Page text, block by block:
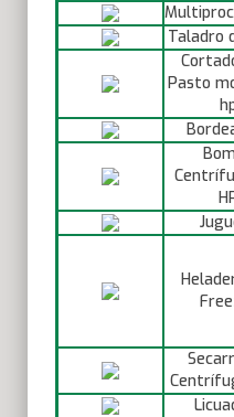
Taladro
Pasto